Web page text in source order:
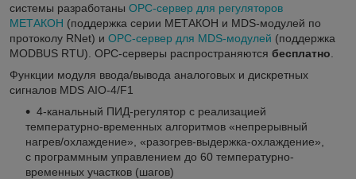
системы разработаны OPC-сервер для регуляторов
МЕТАКОН (поддержка серии МЕТАКОН и MDS-модулей по
протоколу RNet) и OPC-сервер для MDS-модулей (поддержка
MODBUS RTU). OPC-серверы распространяются бесплатно
Функции модуля ввода/вывода аналоговых и дискретных
сигналов MDS АIO-4/F1
4-канальный ПИД-регулятор с реализацией
температурно-временных алгоритмов «непрерывный
нагрев/охлаждение», «разогрев-выдержка-охлаждение»,
с программным управлением до 60 температурно-
временных участков (шагов)